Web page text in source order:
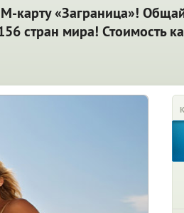
карту «Заграница»!
стран мира! Стоимость